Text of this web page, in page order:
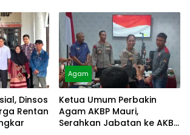
Dinsos
Rentan
Agam
Ketua Umum Perbakin
Agam AKBP Mauri,
Serahkan Jabatan ke AKBP